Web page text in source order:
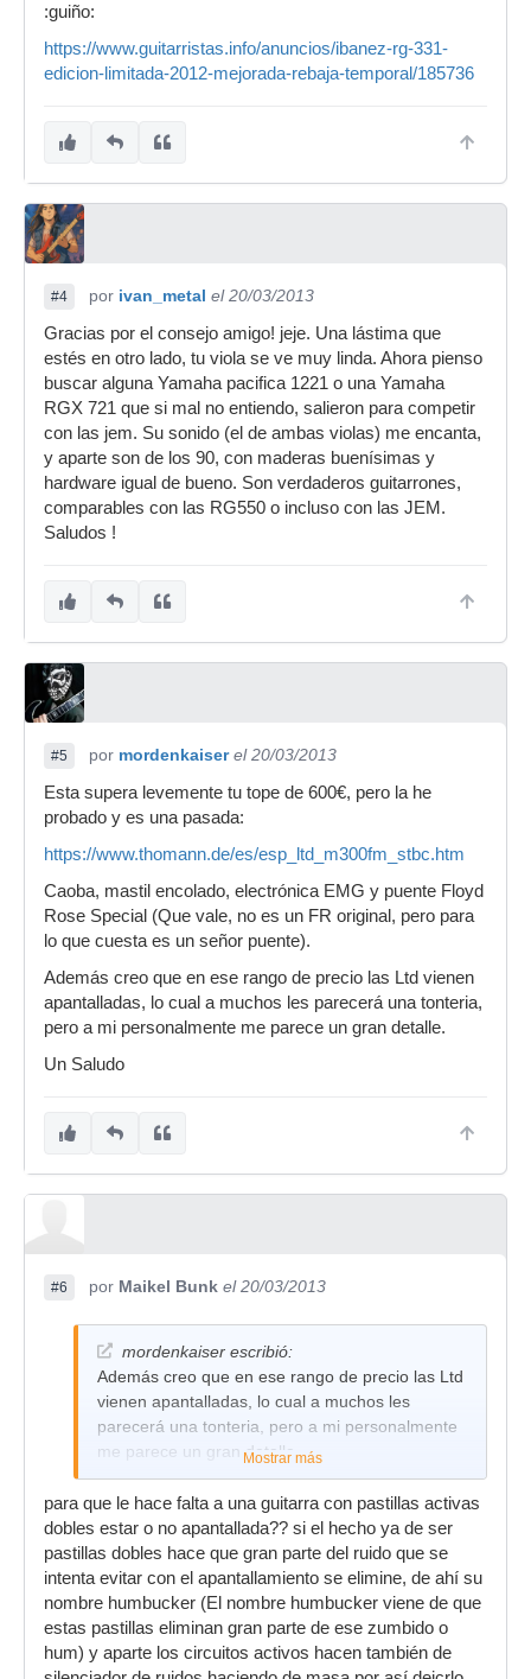
:guiño:
https://www.guitarristas.info/anuncios/ibanez-rg-331-
edicion-limitada-2012-mejorada-rebaja-temporal/185736
#4 por ivan_metal el 20/03/2013
Gracias por el consejo amigo! jeje. Una lástima que
estés en otro lado, tu viola se ve muy linda. Ahora pienso
buscar alguna Yamaha pacifica 1221 o una Yamaha
RGX 721 que si mal no entiendo, salieron para competir
con las jem. Su sonido (el de ambas violas) me encanta,
y aparte son de los 90, con maderas buenísimas y
hardware igual de bueno. Son verdaderos guitarrones,
comparables con las RG550 o incluso con las JEM.
Saludos !
#5 por mordenkaiser el 20/03/2013
Esta supera levemente tu tope de 600€, pero la he
probado y es una pasada:
https://www.thomann.de/es/esp_ltd_m300fm_stbc.htm
Caoba, mastil encolado, electrónica EMG y puente Floyd
Rose Special (Que vale, no es un FR original, pero para
lo que cuesta es un señor puente).
Además creo que en ese rango de precio las Ltd vienen
apantalladas, lo cual a muchos les parecerá una tonteria,
pero a mi personalmente me parece un gran detalle.
Un Saludo
#6 por Maikel Bunk el 20/03/2013
mordenkaiser escribió:
Además creo que en ese rango de precio las Ltd
vienen apantalladas, lo cual a muchos les
parecerá una tonteria, pero a mi personalmente
me parece un gran detalle.
Mostrar más
para que le hace falta a una guitarra con pastillas activas
dobles estar o no apantallada?? si el hecho ya de ser
pastillas dobles hace que gran parte del ruido que se
intenta evitar con el apantallamiento se elimine, de ahí su
nombre humbucker (El nombre humbucker viene de que
estas pastillas eliminan gran parte de ese zumbido o
hum) y aparte los circuitos activos hacen también de